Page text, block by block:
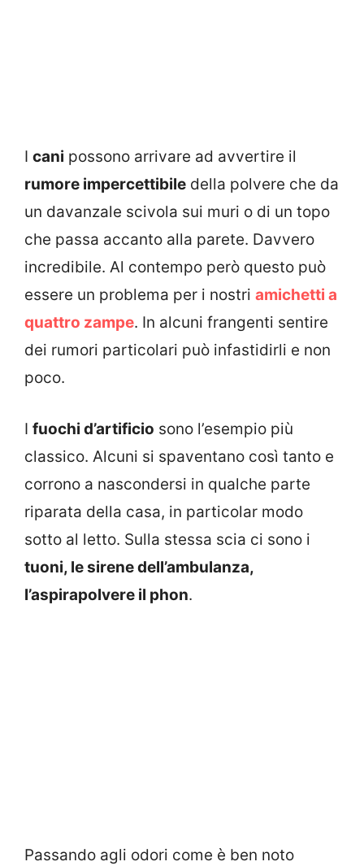
I cani possono arrivare ad avvertire il
rumore impercettibile della polvere che da
un davanzale scivola sui muri o di un topo
che passa accanto alla parete. Davvero
incredibile. Al contempo però questo può
essere un problema per i nostri amichetti a
quattro zampe. In alcuni frangenti sentire
dei rumori particolari può infastidirli e non
poco.
I fuochi d’artificio sono l’esempio più
classico. Alcuni si spaventano così tanto e
corrono a nascondersi in qualche parte
riparata della casa, in particolar modo
sotto al letto. Sulla stessa scia ci sono i
tuoni, le sirene dell’ambulanza,
l’aspirapolvere il phon.
Passando agli odori come è ben noto